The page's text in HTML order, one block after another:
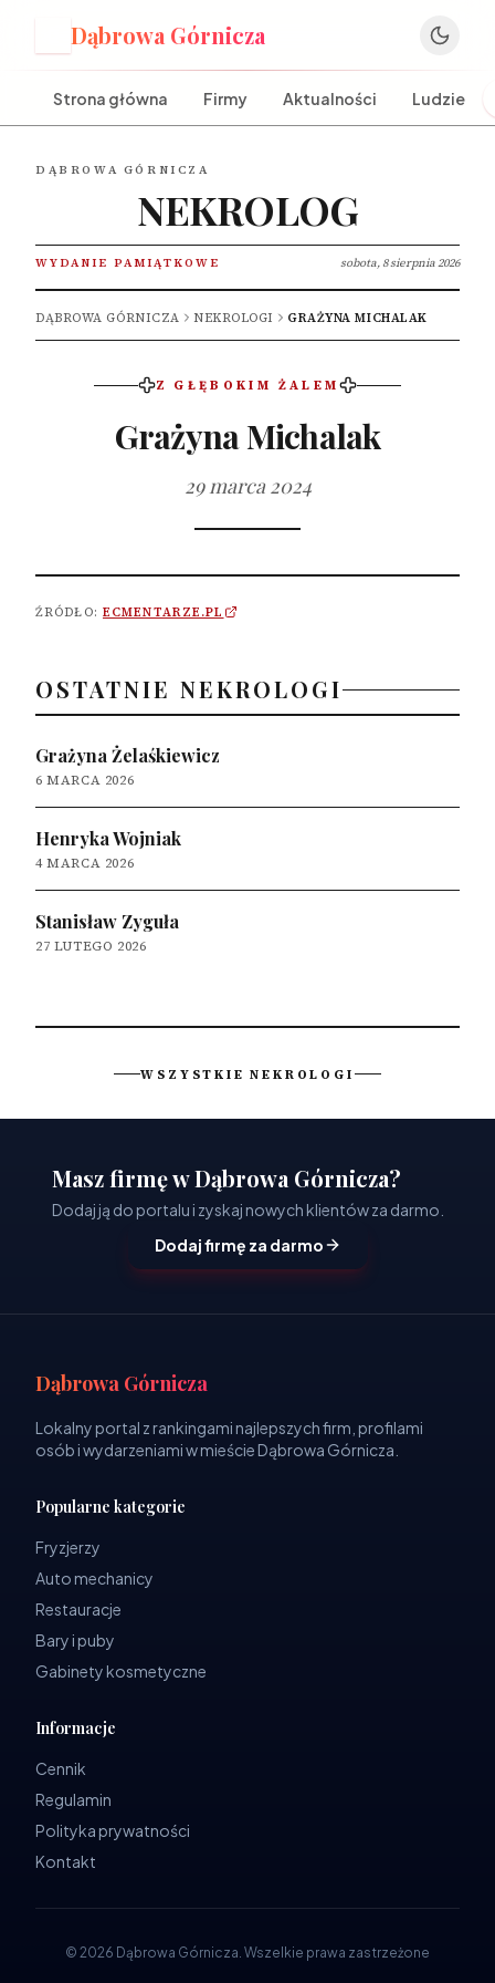
Dąbrowa Górnicza
Strona główna Firmy Aktualności Ludzie
DĄBROWA GÓRNICZA
NEKROLOG
WYDANIE PAMIĄTKOWE sobota, 8 sierpnia 2026
DĄBROWA GÓRNICZA NEKROLOGI GRAŻYNA MICHALAK
Z GŁĘBOKIM ŻALEM
Grażyna Michalak
29 marca 2024
ŹRÓDŁO: ECMENTARZE.PL
OSTATNIE NEKROLOGI
Grażyna Żelaśkiewicz
6 MARCA 2026
Henryka Wojniak
4 MARCA 2026
Stanisław Zyguła
27 LUTEGO 2026
WSZYSTKIE NEKROLOGI
Masz firmę w Dąbrowa Górnicza?
Dodaj ją do portalu i zyskaj nowych klientów za darmo.
Dodaj firmę za darmo
Dąbrowa Górnicza
Lokalny portal z rankingami najlepszych firm, profilami
osób i wydarzeniami w mieście Dąbrowa Górnicza.
Popularne kategorie
Fryzjerzy
Auto mechanicy
Restauracje
Bary i puby
Gabinety kosmetyczne
Informacje
Cennik
Regulamin
Polityka prywatności
Kontakt
© 2026 Dąbrowa Górnicza. Wszelkie prawa zastrzeżone